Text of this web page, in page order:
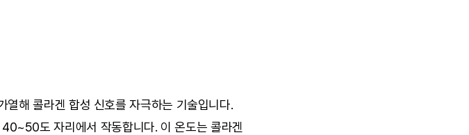
해 콜라겐 합성 신호를 자극하는 기술입니다.
도 자리에서 작동합니다. 이 온도는 콜라겐